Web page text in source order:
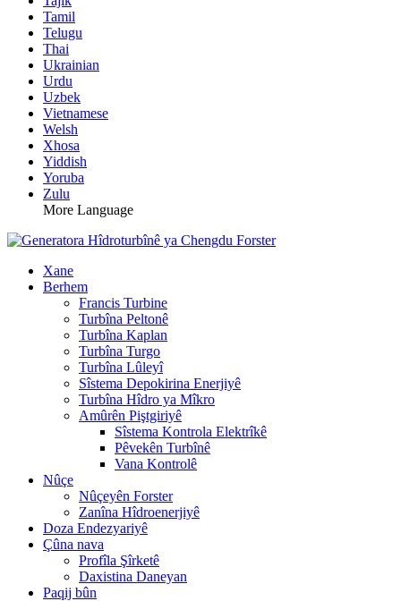
Tamil
Telugu
Thai
Ukrainian
Urdu
Uzbek
Vietnamese
Welsh
Xhosa
Yiddish
Yoruba
Zulu
More Language
Xane
Berhem
Francis Turbine
Turbîna Peltonê
Turbîna Kaplan
Turbîna Turgo
Turbîna Lûleyî
Sîstema Depokirina Enerjiyê
Turbîna Hîdro ya Mîkro
Amûrên Piştgiriyê
Sîstema Kontrola Elektrîkê
Pêvekên Turbînê
Vana Kontrolê
Nûçe
Nûçeyên Forster
Zanîna Hîdroenerjiyê
Doza Endezyariyê
Çûna nava
Profîla Şîrketê
Daxistina Daneyan
Paqij bûn